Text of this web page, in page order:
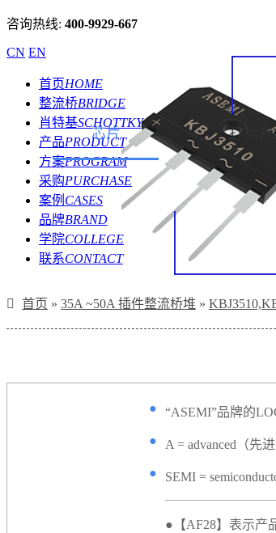
咨询热线: 400-9929-667
CN EN
首页HOME
整流桥BRIDGE
肖特基SCHOTTKY
产品PRODUCT
方案PROGRAM
采购PURCHASE
案例 CASES
品牌BRAND
学院COLLEGE
联系CONTACT
首页 » 35A ~50A 插件整流桥堆 »
● “ASEMI”品牌的
● A = advanced（先进
● SEMI =
●【AF28】表示产
芯片 打标方